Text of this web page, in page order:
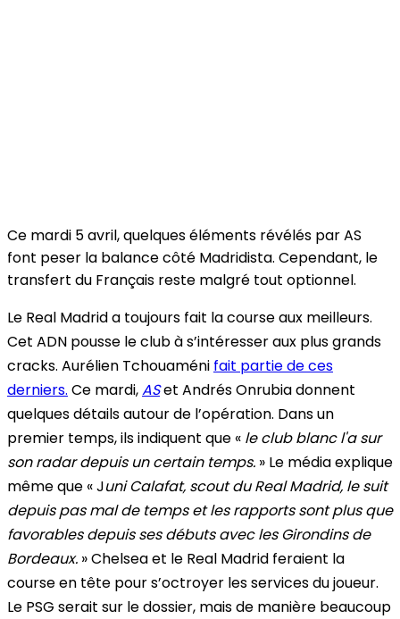
Ce mardi 5 avril, quelques éléments révélés par AS
font peser la balance côté Madridista. Cependant, le
transfert du Français reste malgré tout optionnel.
Le Real Madrid a toujours fait la course aux meilleurs.
Cet ADN pousse le club à s’intéresser aux plus grands
cracks. Aurélien Tchouaméni fait partie de ces
derniers. Ce mardi,ASet Andrés Onrubia donnent
quelques détails autour de l’opération. Dans un
premier temps, ils indiquent que « le club blanc l'a sur
son radar depuis un certain temps. » Le média explique
même que « Juni Calafat, scout du Real Madrid, le suit
depuis pas mal de temps et les rapports sont plus que
favorables depuis ses débuts avec les Girondins de
Bordeaux. » Chelsea et le Real Madrid feraient la
course en tête pour s’octroyer les services du joueur.
Le PSG serait sur le dossier, mais de manière beaucoup